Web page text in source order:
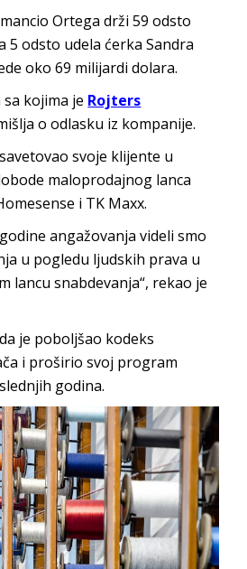
Ortega drži 59 odsto
5 odsto udela ćerka Sandra
oko 69 milijardi dolara.
kojima je Rojters
o odlasku iz kompanije.
svoje klijente u
maloprodajnog lanca
i TK Maxx.
angažovanja videli smo
u pogledu ljudskih prava u
lancu snabdevanja“, rekao je
je poboljšao kodeks
i proširio svoj program
godina.